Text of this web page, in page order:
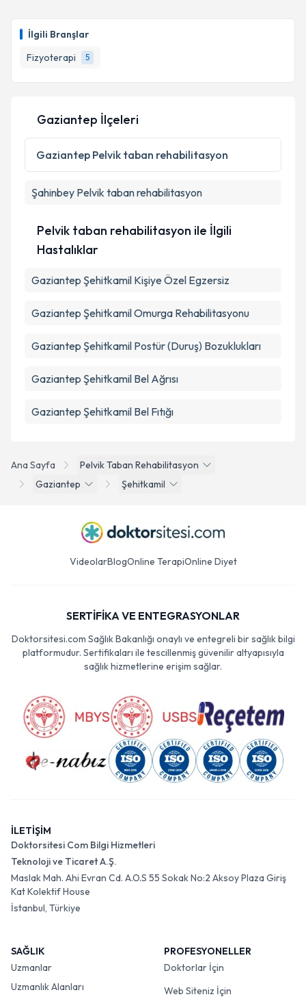
İlgili Branşlar
Fizyoterapi
5
hazırlandığında e-posta ile bilgilendireceğiz.
E-posta Adresiniz
Kişisel verilerimin işlenmesine ilişkinAydınlatma
Metni
'ni okudum ve kişisel verilerimin belirtilen
kapsamda işlenmesini kabul ediyorum.
Ana Sayfa
Pelvik Taban Rehabilitasyon
Gaziantep
Şehitkamil
Gaziantep İlçeleri
Gaziantep Pelvik taban rehabilitasyon
Şahinbey Pelvik taban rehabilitasyon
Pelvik taban rehabilitasyon ile İlgili
Hastalıklar
Gaziantep Şehitkamil Kişiye Özel Egzersiz
Gaziantep Şehitkamil Omurga Rehabilitasyonu
Gaziantep Şehitkamil Postür (Duruş) Bozuklukları
Gaziantep Şehitkamil Bel Ağrısı
Gaziantep Şehitkamil Bel Fıtığı
VideolarBlogOnline TerapiOnline Diyet
SERTİFİKA VE ENTEGRASYONLAR
Doktorsitesi.com Sağlık Bakanlığı onaylı ve entegreli bir sağlık bilgi
platformudur. Sertifikaları ile tescillenmiş güvenilir altyapısıyla
sağlık hizmetlerine erişim sağlar.
İLETİŞİM
Doktorsitesi Com Bilgi Hizmetleri
Teknoloji ve Ticaret A.Ş.
Maslak Mah. Ahi Evran Cd. A.O.S 55 Sokak No:2 Aksoy Plaza Giriş
Kat Kolektif House
İstanbul, Türkiye
SAĞLIK
Uzmanlar
Uzmanlık Alanları
PROFESYONELLER
Doktorlar İçin
Web Siteniz İçin